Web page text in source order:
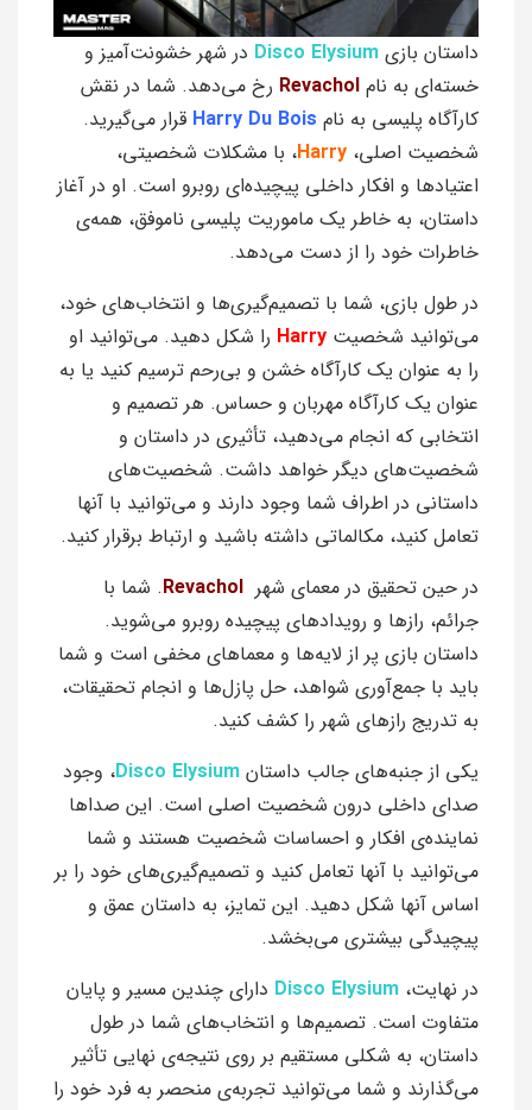
داستان بازی Disco Elysium در شهر خشونت‌آمیز و
خسته‌ای به نام Revachol رخ می‌دهد. شما در نقش
کارآگاه پلیسی به نام Harry Du Bois قرار می‌گیرید.
شخصیت اصلی، Harry، با مشکلات شخصیتی،
اعتیادها و افکار داخلی پیچیده‌ای روبرو است. او در آغاز
داستان، به خاطر یک ماموریت پلیسی ناموفق، همه‌ی
خاطرات خود را از دست می‌دهد.
در طول بازی، شما با تصمیم‌گیری‌ها و انتخاب‌های خود،
می‌توانید شخصیت Harry را شکل دهید. می‌توانید او
را به عنوان یک کارآگاه خشن و بی‌رحم ترسیم کنید یا به
عنوان یک کارآگاه مهربان و حساس. هر تصمیم و
انتخابی که انجام می‌دهید، تأثیری در داستان و
شخصیت‌های دیگر خواهد داشت. شخصیت‌های
داستانی در اطراف شما وجود دارند و می‌توانید با آنها
تعامل کنید، مکالماتی داشته باشید و ارتباط برقرار کنید.
در حین تحقیق در معمای شهر Revachol. شما با
جرائم، رازها و رویدادهای پیچیده روبرو می‌شوید.
داستان بازی پر از لایه‌ها و معماهای مخفی است و شما
باید با جمع‌آوری شواهد، حل پازل‌ها و انجام تحقیقات،
به تدریج رازهای شهر را کشف کنید.
یکی از جنبه‌های جالب داستان Disco Elysium، وجود
صدای داخلی درون شخصیت اصلی است. این صداها
نماینده‌ی افکار و احساسات شخصیت هستند و شما
می‌توانید با آنها تعامل کنید و تصمیم‌گیری‌های خود را بر
اساس آنها شکل دهید. این تمایز، به داستان عمق و
پیچیدگی بیشتری می‌بخشد.
در نهایت، Disco Elysium دارای چندین مسیر و پایان
متفاوت است. تصمیم‌ها و انتخاب‌های شما در طول
داستان، به شکلی مستقیم بر روی نتیجه‌ی نهایی تأثیر
می‌گذارند و شما می‌توانید تجربه‌ی منحصر به فرد خود را